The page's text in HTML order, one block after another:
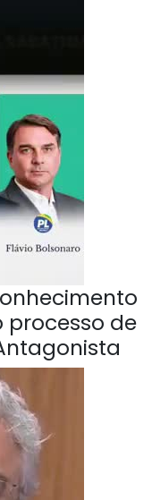
processo de